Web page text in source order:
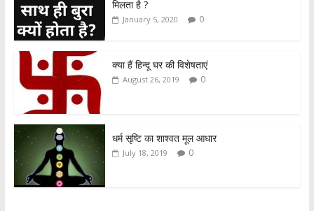
A
p
p
o
o
k
मिलता है ?
January 5, 2020 0
क्या हैं हिन्दू घर की विशेषताएं
August 26, 2019 0
धर्म सृष्टि का शाश्वत मूल आधार
July 18, 2019 0